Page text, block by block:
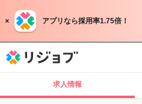
アプリなら採用率1.75倍！
求人情報